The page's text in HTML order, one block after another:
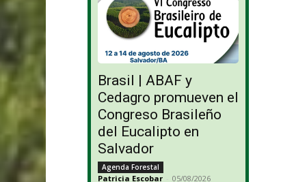
Brasil | ABAF y
Cedagro promueven el
Congreso Brasileño
del Eucalipto en
Salvador
Agenda Forestal
Patricia Escobar - 05/08/2026